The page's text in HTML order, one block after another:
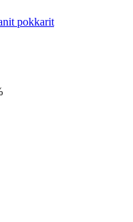
pokkarit